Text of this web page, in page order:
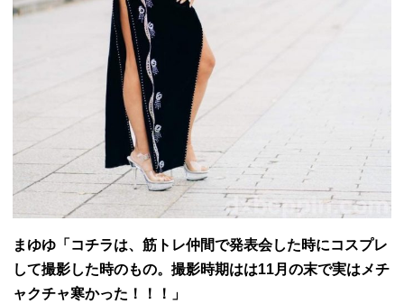
まゆゆ「コチラは、筋トレ仲間で発表会した時にコスプレ
して撮影した時のもの。撮影時期はは11月の末で実はメチ
ャクチャ寒かった！！！」